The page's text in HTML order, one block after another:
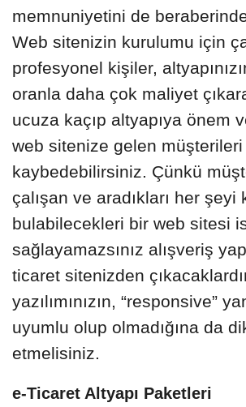
memnuniyetini de
Web sitenizin kurulumu için
profesyonel kişiler,
oranla daha çok maliyet
ucuza kaçıp altyapıya önem
web sitenize gelen müşterileri
kaybedebilirsiniz. Çünkü
çalışan ve aradıkları her şeyi
bulabilecekleri bir web sitesi
sağlayamazsınız alışveriş
ticaret sitenizden
yazılımınızın, “responsive”
uyumlu olup olmadığına da
etmelisiniz.
e-Ticaret Altyapı Paketleri